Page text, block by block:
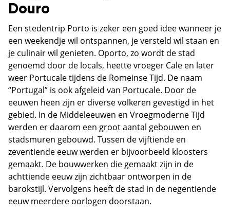
Douro
Een stedentrip Porto is zeker een goed idee wanneer je
een weekendje wil ontspannen, je versteld wil staan en
je culinair wil genieten. Oporto, zo wordt de stad
genoemd door de locals, heette vroeger Cale en later
weer Portucale tijdens de Romeinse Tijd. De naam
“Portugal” is ook afgeleid van Portucale. Door de
eeuwen heen zijn er diverse volkeren gevestigd in het
gebied. In de Middeleeuwen en Vroegmoderne Tijd
werden er daarom een groot aantal gebouwen en
stadsmuren gebouwd. Tussen de vijftiende en
zeventiende eeuw werden er bijvoorbeeld kloosters
gemaakt. De bouwwerken die gemaakt zijn in de
achttiende eeuw zijn zichtbaar ontworpen in de
barokstijl. Vervolgens heeft de stad in de negentiende
eeuw meerdere oorlogen doorstaan.